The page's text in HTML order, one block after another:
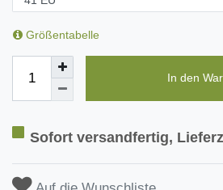
Größentabelle
In den
Sofort versandfertig,